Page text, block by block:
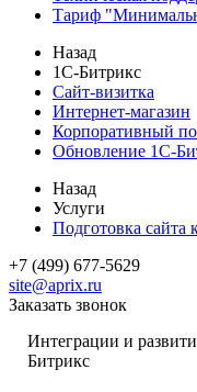
Тариф
Назад
1С-Битрикс
Сайт-визитка
Интернет-магазин
Корпоративный
Обновление 1С-
Назад
Услуги
Подготовка сайта
+7 (499) 677-5629
site@aprix.ru
Заказать звонок
Интеграции и
Битрикс